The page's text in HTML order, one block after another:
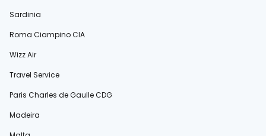
Sardinia
Roma Ciampino CIA
Wizz Air
Travel Service
Paris Charles de Gaulle CDG
Madeira